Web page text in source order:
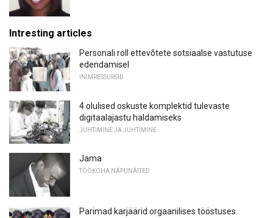
Intresting articles
Personali roll ettevõtete sotsiaalse vastutuse
edendamisel
INIMRESSURSID
4 olulised oskuste komplektid tulevaste
digitaalajastu haldamiseks
JUHTIMINE JA JUHTIMINE
Jama
TÖÖKOHA NÄPUNÄITED
Parimad karjäärid orgaanilises tööstuses